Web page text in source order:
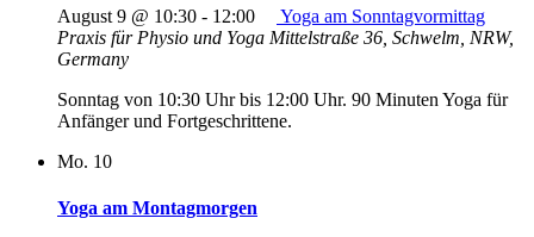
August 9 @ 10:30 - 12:00
Yoga am Sonntagvormittag
Praxis für Physio und Yoga Mittelstraße 36, Schwelm, NRW,
Germany
Sonntag von 10:30 Uhr bis 12:00 Uhr. 90 Minuten Yoga für
Anfänger und Fortgeschrittene.
Mo. 10
Yoga am Montagmorgen